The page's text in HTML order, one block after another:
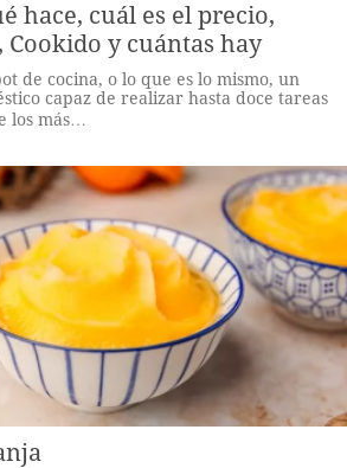
hace, cuál es el precio,
y cuántas hay
de cocina, o lo que es lo mismo, un
capaz de realizar hasta doce tareas
los más…